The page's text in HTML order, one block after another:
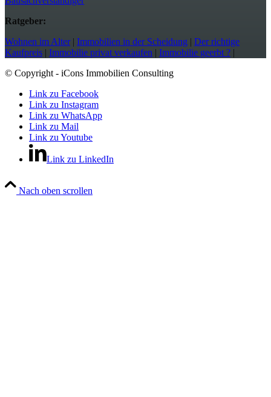
Ratgeber:
Wohnen im Alter| Immobilien in der Scheidung | Der richtige
Kaufpreis | Immobilie privat verkaufen | Immobilie geerbt ? |
© Copyright - iCons Immobilien Consulting
Link zu Facebook
Link zu Instagram
Link zu WhatsApp
Link zu Mail
Link zu Youtube
Link zu LinkedIn
Nach oben scrollen